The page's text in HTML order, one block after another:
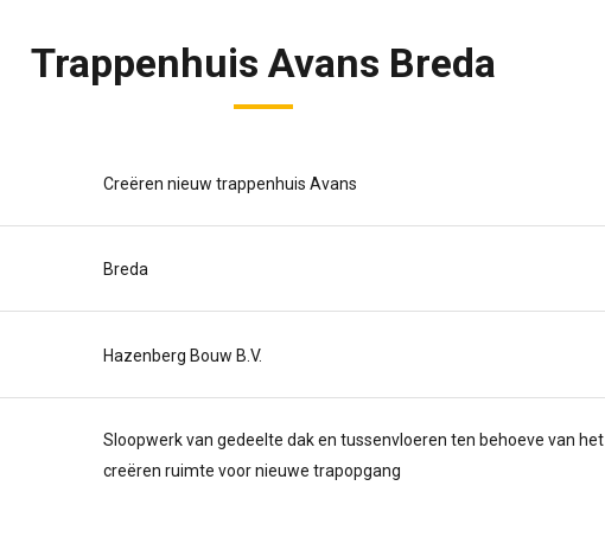
Trappenhuis Avans Breda
Creëren nieuw trappenhuis Avans
Breda
Hazenberg Bouw B.V.
Sloopwerk van gedeelte dak en tussenvloeren ten behoeve van het
creëren ruimte voor nieuwe trapopgang